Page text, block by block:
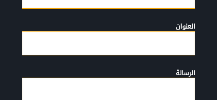
العنوان
الرسالة